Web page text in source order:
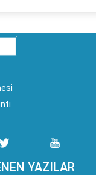
YAZILAR